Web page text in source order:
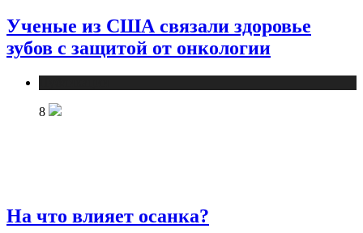
Ученые из США связали здоровье
зубов с защитой от онкологии
8
На что влияет осанка?